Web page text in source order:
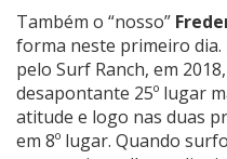
Também o “nosso”
forma neste primeiro
pelo Surf Ranch, em
desapontante 25º lugar
atitude e logo nas duas
em 8º lugar. Quando